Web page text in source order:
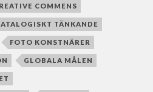
COMMENS
TÄNKANDE
FOTO KONSTNÄRER
GLOBALA MÅLEN